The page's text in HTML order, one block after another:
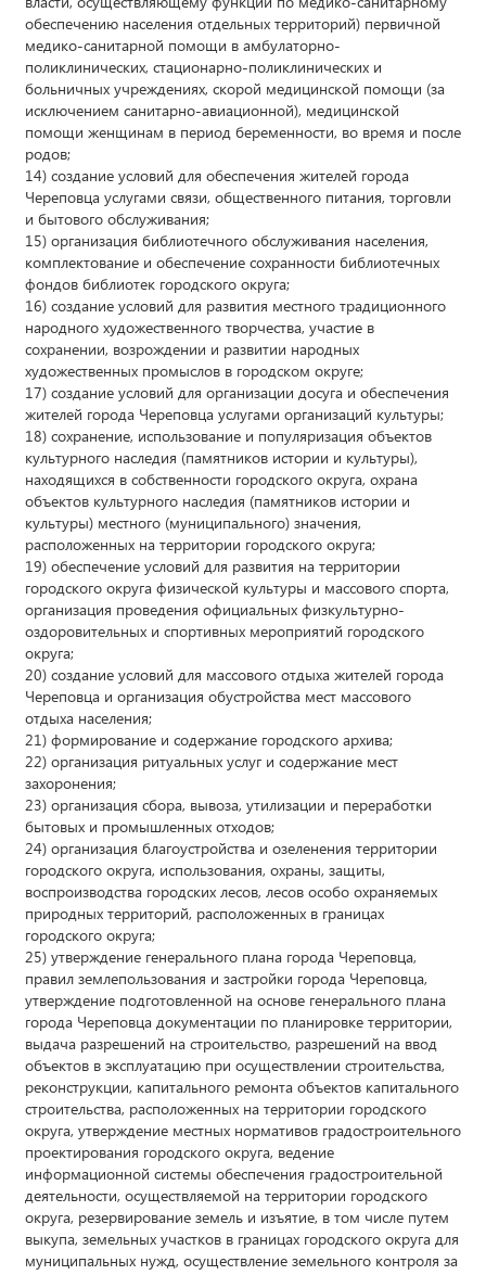
обеспечению населения отдельных территорий) первичной
медико-санитарной помощи в амбулаторно-
поликлинических, стационарно-поликлинических и
больничных учреждениях, скорой медицинской помощи (за
исключением санитарно-авиационной), медицинской
помощи женщинам в период беременности, во время и после
родов;
14) создание условий для обеспечения жителей города
Череповца услугами связи, общественного питания, торговли
и бытового обслуживания;
15) организация библиотечного обслуживания населения,
комплектование и обеспечение сохранности библиотечных
фондов библиотек городского округа;
16) создание условий для развития местного традиционного
народного художественного творчества, участие в
сохранении, возрождении и развитии народных
художественных промыслов в городском округе;
17) создание условий для организации досуга и обеспечения
жителей города Череповца услугами организаций культуры;
18) сохранение, использование и популяризация объектов
культурного наследия (памятников истории и культуры),
находящихся в собственности городского округа, охрана
объектов культурного наследия (памятников истории и
культуры) местного (муниципального) значения,
расположенных на территории городского округа;
19) обеспечение условий для развития на территории
городского округа физической культуры и массового спорта,
организация проведения официальных физкультурно-
оздоровительных и спортивных мероприятий городского
округа;
20) создание условий для массового отдыха жителей города
Череповца и организация обустройства мест массового
отдыха населения;
21) формирование и содержание городского архива;
22) организация ритуальных услуг и содержание мест
захоронения;
23) организация сбора, вывоза, утилизации и переработки
бытовых и промышленных отходов;
24) организация благоустройства и озеленения территории
городского округа, использования, охраны, защиты,
воспроизводства городских лесов, лесов особо охраняемых
природных территорий, расположенных в границах
городского округа;
25) утверждение генерального плана города Череповца,
правил землепользования и застройки города Череповца,
утверждение подготовленной на основе генерального плана
города Череповца документации по планировке территории,
выдача разрешений на строительство, разрешений на ввод
объектов в эксплуатацию при осуществлении строительства,
реконструкции, капитального ремонта объектов капитального
строительства, расположенных на территории городского
округа, утверждение местных нормативов градостроительного
проектирования городского округа, ведение
информационной системы обеспечения градостроительной
деятельности, осуществляемой на территории городского
округа, резервирование земель и изъятие, в том числе путем
выкупа, земельных участков в границах городского округа для
муниципальных нужд, осуществление земельного контроля за